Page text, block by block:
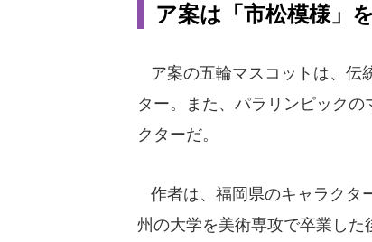
ア案は「市松模様」
ア案の五輪マスコットは、伝
ター。また、パラリンピック
クターだ。
作者は、福岡県のキャラクタ
州の大学を美術専攻で卒業し